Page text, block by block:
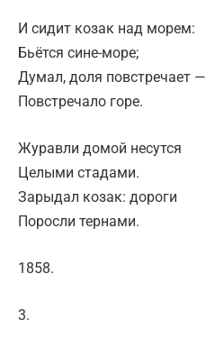
И сидит козак над морем:
Бьётся сине-море;
Думал, доля повстречает —
Повстречало горе.
Журавли домой несутся
Целыми стадами.
Зарыдал козак: дороги
Поросли тернами.
1858.
3.